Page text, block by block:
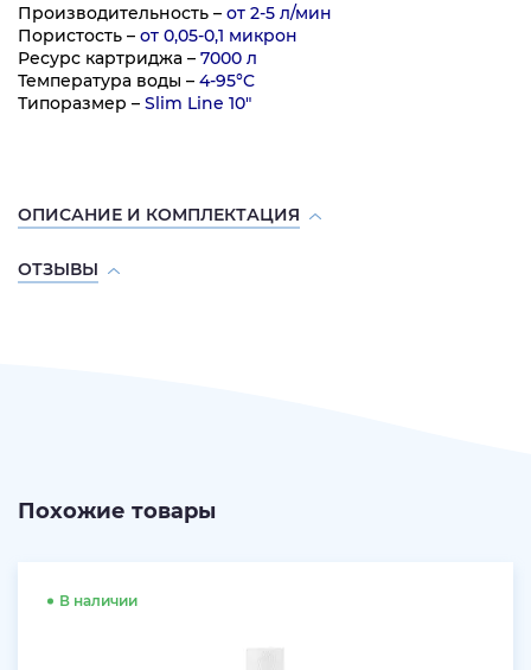
Производительность – от 2-5 л/мин
Пористость – от 0,05-0,1 микрон
Ресурс картриджа – 7000 л
Температура воды – 4-95°C
Типоразмер – Slim Line 10"
ОПИСАНИЕ И КОМПЛЕКТАЦИЯ
ОТЗЫВЫ
Похожие товары
В наличии